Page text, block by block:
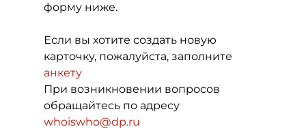
форму ниже.
Если вы хотите создать новую
карточку, пожалуйста, заполните
анкету
При возникновении вопросов
обращайтесь по адресу
whoiswho@dp.ru